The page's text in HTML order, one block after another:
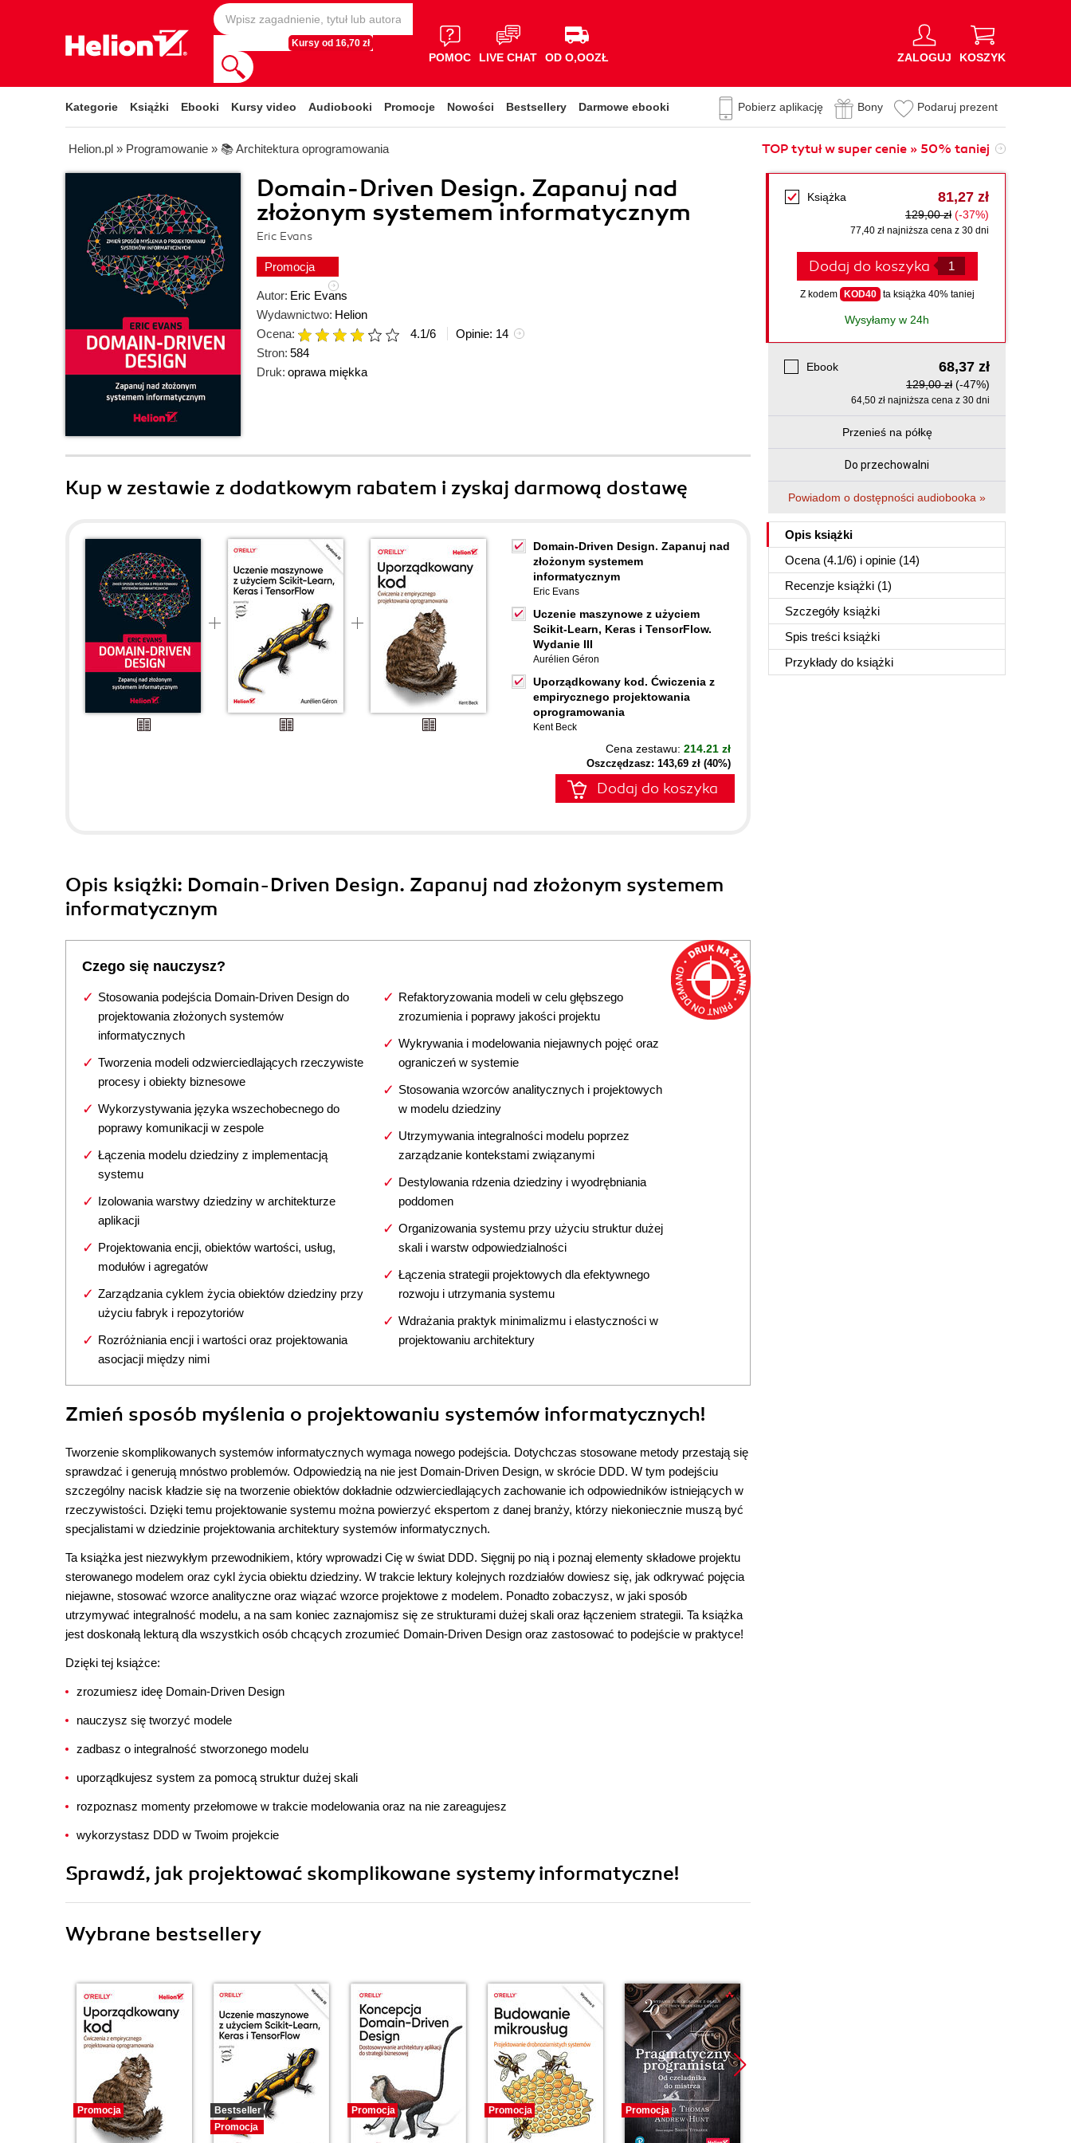
Kursy od 16,70 zł
POMOC LIVE CHAT OD O,OOZŁ ZALOGUJ KOSZYK
Kategorie Książki Ebooki Kursy video Audiobooki Promocje Nowości Bestsellery Darmowe ebooki Pobierz aplikację Bony Podaruj prezent
Helion.pl » Programowanie » 📚 Architektura oprogramowania TOP tytuł w super cenie » 50% taniej
Domain-Driven Design. Zapanuj nad
złożonym systemem informatycznym
Eric Evans
Promocja
Autor: Eric Evans
Wydawnictwo: Helion
Ocena:
4.1/6 Opinie: 14
Stron: 584
Druk: oprawa miękka
Książka 81,27 zł
129,00 zł (-37%)
77,40 zł najniższa cena z 30 dni
Dodaj do koszyka
Z kodem KOD40 ta książka 40% taniej
Wysyłamy w 24h
Ebook 68,37 zł
129,00 zł (-47%)
64,50 zł najniższa cena z 30 dni
Przenieś na półkę
Do przechowalni
Powiadom o dostępności audiobooka »
Opis książki
Ocena (4.1/6) i opinie (14)
Recenzje książki (1)
Szczegóły książki
Spis treści książki
Przykłady do książki
Kup w zestawie z dodatkowym rabatem i zyskaj darmową dostawę
Domain-Driven Design. Zapanuj nad
złożonym systemem
informatycznym
Eric Evans
Uczenie maszynowe z użyciem
Scikit-Learn, Keras i TensorFlow.
Wydanie III
Aurélien Géron
Uporządkowany kod. Ćwiczenia z
empirycznego projektowania
oprogramowania
Kent Beck
Cena zestawu: 214.21 zł
Oszczędzasz: 143,69 zł (40%)
Dodaj do koszyka
Opis książki: Domain-Driven Design. Zapanuj nad złożonym systemem
informatycznym
Czego się nauczysz?
Stosowania podejścia Domain-Driven Design do
projektowania złożonych systemów
informatycznych
Tworzenia modeli odzwierciedlających rzeczywiste
procesy i obiekty biznesowe
Wykorzystywania języka wszechobecnego do
poprawy komunikacji w zespole
Łączenia modelu dziedziny z implementacją
systemu
Izolowania warstwy dziedziny w architekturze
aplikacji
Projektowania encji, obiektów wartości, usług,
modułów i agregatów
Zarządzania cyklem życia obiektów dziedziny przy
użyciu fabryk i repozytoriów
Rozróżniania encji i wartości oraz projektowania
asocjacji między nimi
Refaktoryzowania modeli w celu głębszego
zrozumienia i poprawy jakości projektu
Wykrywania i modelowania niejawnych pojęć oraz
ograniczeń w systemie
Stosowania wzorców analitycznych i projektowych
w modelu dziedziny
Utrzymywania integralności modelu poprzez
zarządzanie kontekstami związanymi
Destylowania rdzenia dziedziny i wyodrębniania
poddomen
Organizowania systemu przy użyciu struktur dużej
skali i warstw odpowiedzialności
Łączenia strategii projektowych dla efektywnego
rozwoju i utrzymania systemu
Wdrażania praktyk minimalizmu i elastyczności w
projektowaniu architektury
Zmień sposób myślenia o projektowaniu systemów informatycznych!
Tworzenie skomplikowanych systemów informatycznych wymaga nowego podejścia. Dotychczas stosowane metody przestają się
sprawdzać i generują mnóstwo problemów. Odpowiedzią na nie jest Domain-Driven Design, w skrócie DDD. W tym podejściu
szczególny nacisk kładzie się na tworzenie obiektów dokładnie odzwierciedlających zachowanie ich odpowiedników istniejących w
rzeczywistości. Dzięki temu projektowanie systemu można powierzyć ekspertom z danej branży, którzy niekoniecznie muszą być
specjalistami w dziedzinie projektowania architektury systemów informatycznych.
Ta książka jest niezwykłym przewodnikiem, który wprowadzi Cię w świat DDD. Sięgnij po nią i poznaj elementy składowe projektu
sterowanego modelem oraz cykl życia obiektu dziedziny. W trakcie lektury kolejnych rozdziałów dowiesz się, jak odkrywać pojęcia
niejawne, stosować wzorce analityczne oraz wiązać wzorce projektowe z modelem. Ponadto zobaczysz, w jaki sposób
utrzymywać integralność modelu, a na sam koniec zaznajomisz się ze strukturami dużej skali oraz łączeniem strategii. Ta książka
jest doskonałą lekturą dla wszystkich osób chcących zrozumieć Domain-Driven Design oraz zastosować to podejście w praktyce!
Dzięki tej książce:
zrozumiesz ideę Domain-Driven Design
nauczysz się tworzyć modele
zadbasz o integralność stworzonego modelu
uporządkujesz system za pomocą struktur dużej skali
rozpoznasz momenty przełomowe w trakcie modelowania oraz na nie zareagujesz
wykorzystasz DDD w Twoim projekcie
Sprawdź, jak projektować skomplikowane systemy informatyczne!
Wybrane bestsellery
Promocja
Bestseller
Promocja
Promocja Promocja Promocja